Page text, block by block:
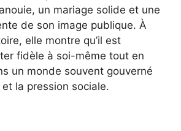
un mariage solide et une
de son image publique. À
elle montre qu’il est
fidèle à soi-même tout en
un monde souvent gouverné
et la pression sociale.